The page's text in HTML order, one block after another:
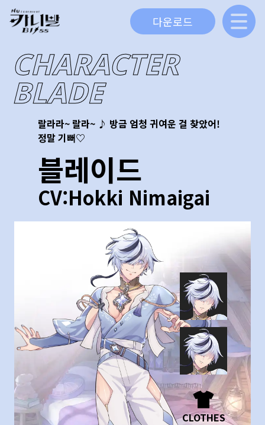
다운로드
CHARACTER
BLADE
랄라라~ 랄라~ ♪ 방금 엄청 귀여운 걸 찾았어!
정말 기뻐♡
CLOTHES
블레이드
CV:Hokki Nimaigai